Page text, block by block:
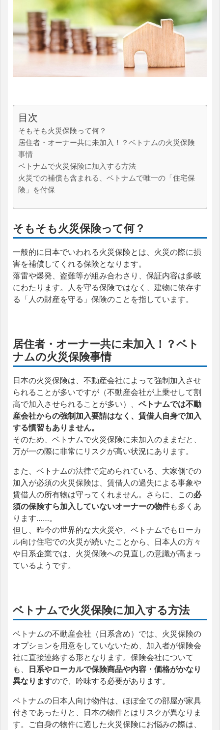
目次
そもそも火災保険って何？
居住者・オーナー共に未加入！？ベトナムの火災保険
事情
ベトナムで火災保険に加入する方法
火災での補償も含まれる、ベトナムで唯一の「住宅保
険」を付保
そもそも火災保険って何？
一般的に日本でいわれる火災保険とは、火災の際に損
害を補償してくれる保険となります。
落雷や爆発、盗難等が組み合わさり、保証内容は多岐
にわたります。人を守る保険ではなく、建物に依存す
る「人の財産を守る」保険のことを指しています。
居住者・オーナー共に未加入！？ベト
ナムの火災保険事情
日本の火災保険は、不動産会社によって強制加入させ
られることが多いですが（不動産会社が上乗せして割
高で加入させられることが多い）、 ベトナムでは不動
産会社からの強制加入要請はなく、賃借人自身で加入
する慣習もありません。
そのため、ベトナムで火災保険に未加入のままだと、
万が一の際に非常にリスクが高い状況にあります。
また、ベトナムの法律で定められている、大家側での
加入が必須の火災保険は、賃借人の過失による事象や
賃借人の所有物は守ってくれません。さらに、この必
須の保険すら加入していないオーナーの物件も多くあ
ります……。
但し、昨今の世界的な大火災や、ベトナムでもローカ
ル向け住宅での火災が続いたことから、日本人の方々
や日系企業では、火災保険への見直しの意識が高まっ
ているようです。
ベトナムで火災保険に加入する方法
ベトナムの不動産会社（日系含め）では、火災保険の
オプションを用意をしていないため、加入者が保険会
社に直接連絡する形となります。保険会社について
も、 日系やローカルで保険商品や内容・価格がかなり
異なりますので、吟味する必要があります。
ベトナムの日本人向け物件は、ほぼ全ての部屋が家具
付きであったりと、日本の物件とはリスクが異なりま
す。ご自身の物件に適した火災保険にお悩みの際は、